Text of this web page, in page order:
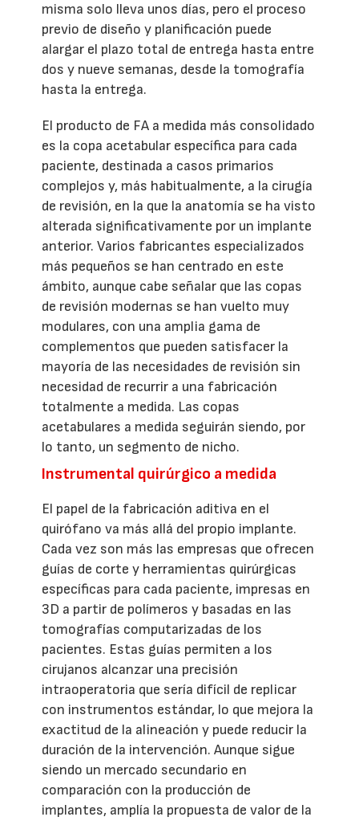
misma solo lleva unos días, pero el proceso
previo de diseño y planificación puede
alargar el plazo total de entrega hasta entre
dos y nueve semanas, desde la tomografía
hasta la entrega.
El producto de FA a medida más consolidado
es la copa acetabular específica para cada
paciente, destinada a casos primarios
complejos y, más habitualmente, a la cirugía
de revisión, en la que la anatomía se ha visto
alterada significativamente por un implante
anterior. Varios fabricantes especializados
más pequeños se han centrado en este
ámbito, aunque cabe señalar que las copas
de revisión modernas se han vuelto muy
modulares, con una amplia gama de
complementos que pueden satisfacer la
mayoría de las necesidades de revisión sin
necesidad de recurrir a una fabricación
totalmente a medida. Las copas
acetabulares a medida seguirán siendo, por
lo tanto, un segmento de nicho.
Instrumental quirúrgico a medida
El papel de la fabricación aditiva en el
quirófano va más allá del propio implante.
Cada vez son más las empresas que ofrecen
guías de corte y herramientas quirúrgicas
específicas para cada paciente, impresas en
3D a partir de polímeros y basadas en las
tomografías computarizadas de los
pacientes. Estas guías permiten a los
cirujanos alcanzar una precisión
intraoperatoria que sería difícil de replicar
con instrumentos estándar, lo que mejora la
exactitud de la alineación y puede reducir la
duración de la intervención. Aunque sigue
siendo un mercado secundario en
comparación con la producción de
implantes, amplía la propuesta de valor de la